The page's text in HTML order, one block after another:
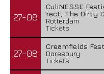
27-08
CuliNESSE
rect, The Dirty
Rotterdam
Tickets
27-08
Creamfields
Daresbury
Tickets